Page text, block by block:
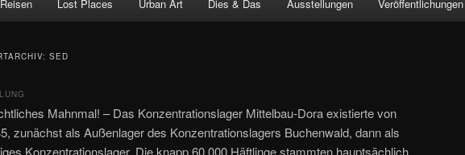
Reisen Lost Places Urban Art Dies & Das Ausstellungen Veröffentlichungen
SED
Mahnmal! – Das Konzentrationslager Mittelbau-Dora existierte von
zunächst als Außenlager des Konzentrationslagers Buchenwald, dann als